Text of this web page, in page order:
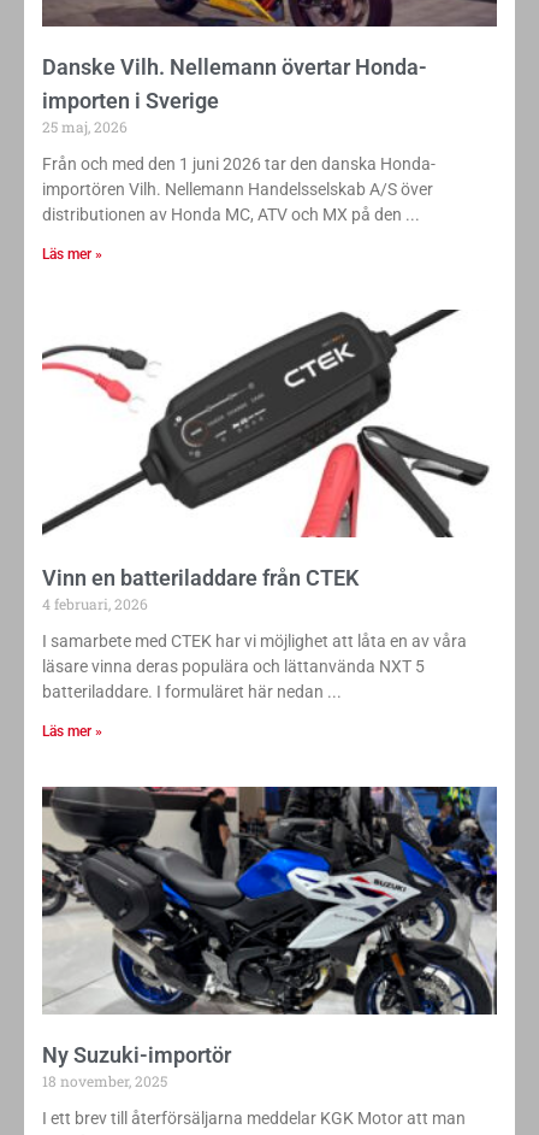
Danske Vilh. Nellemann övertar Honda-
importen i Sverige
25 maj, 2026
Från och med den 1 juni 2026 tar den danska Honda-
importören Vilh. Nellemann Handelsselskab A/S över
distributionen av Honda MC, ATV och MX på den
Läs mer »
Vinn en batteriladdare från CTEK
4 februari, 2026
I samarbete med CTEK har vi möjlighet att låta en av våra
läsare vinna deras populära och lättanvända NXT 5
batteriladdare. I formuläret här nedan
Läs mer »
Ny Suzuki-importör
18 november, 2025
I ett brev till återförsäljarna meddelar KGK Motor att man